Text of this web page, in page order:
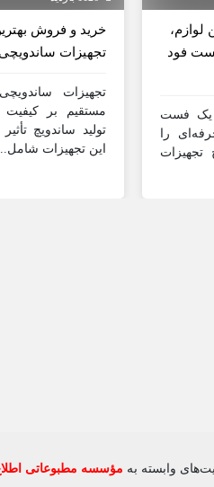
لوازم،
فود
یک فست
را
تجهیزات
خرید و فروش
تجهیزات ساندویچی
تجهیزات
مستقیم بر
تولید ساندویچ
این تجهیزات شامل...
وابسته به مؤسسه مطبوعاتی